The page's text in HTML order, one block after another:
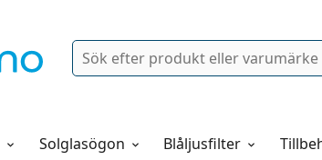
Sök
Solglasögon Blåljusfilter